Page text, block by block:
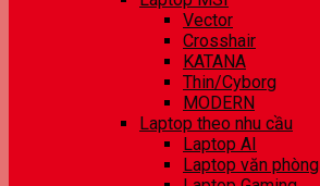
Vector
Crosshair
KATANA
Thin/Cyborg
MODERN
Laptop theo nhu cầu
Laptop AI
Laptop văn phòng